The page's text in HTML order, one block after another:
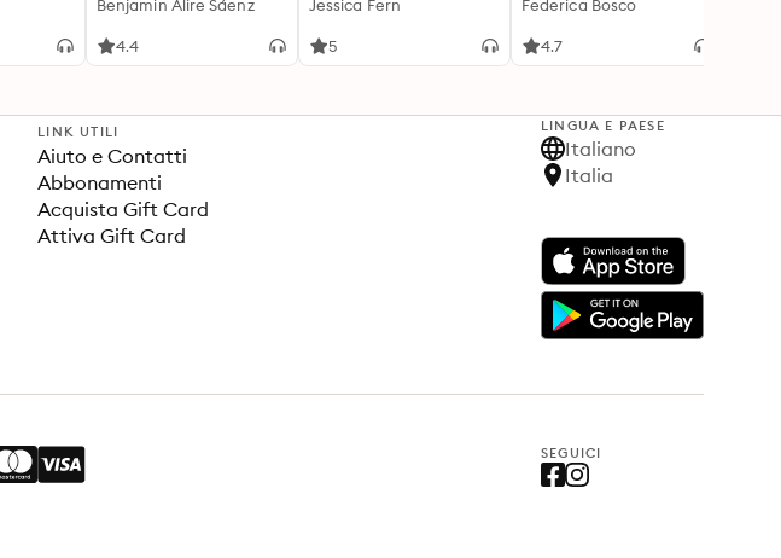
the World: The sequel to
and Dante Discover the
Benjamin Alire Sáenz
4.4
and Consensual
Jessica Fern
5
dal lungo inverno di una
Federica Bosco
4.7
LINK UTILI
Aiuto e Contatti
Abbonamenti
Acquista Gift Card
Attiva Gift Card
LINGUA E PAESE
Italiano
Italia
SEGUICI